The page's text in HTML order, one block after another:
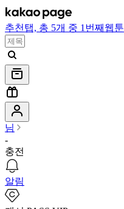
추천 탭, 총 5개 중 1번째 웹툰
님
-
충전
알림